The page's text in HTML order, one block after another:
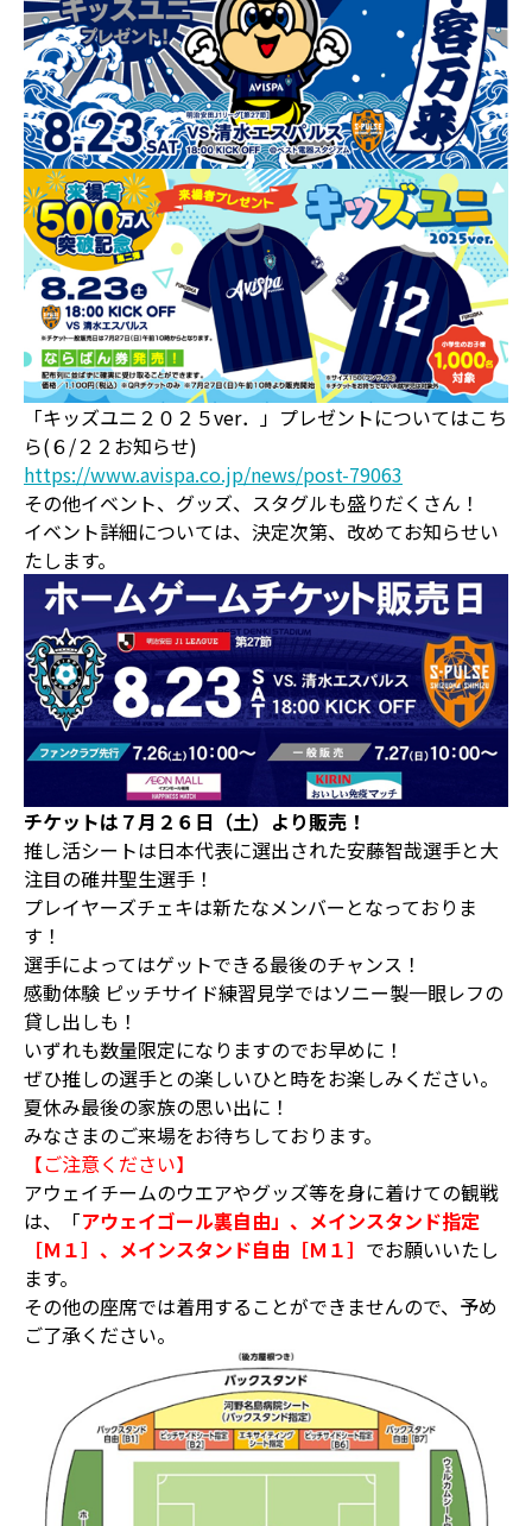
「キッズユニ２０２５ver．」プレゼントについてはこち
ら(６/２２お知らせ)
https://www.avispa.co.jp/news/post-79063
その他イベント、グッズ、スタグルも盛りだくさん！
イベント詳細については、決定次第、改めてお知らせい
たします。
チケットは７月２６日（土）より販売！
推し活シートは日本代表に選出された安藤智哉選手と大
注目の碓井聖生選手！
プレイヤーズチェキは新たなメンバーとなっておりま
す！
選手によってはゲットできる最後のチャンス！
感動体験 ピッチサイド練習見学ではソニー製一眼レフの
貸し出しも！
いずれも数量限定になりますのでお早めに！
ぜひ推しの選手との楽しいひと時をお楽しみください。
夏休み最後の家族の思い出に！
みなさまのご来場をお待ちしております。
【ご注意ください】
アウェイチームのウエアやグッズ等を身に着けての観戦
は、「アウェイゴール裏自由」、メインスタンド指定
［Ｍ１］、メインスタンド自由［Ｍ１］ でお願いいたし
ます。
その他の座席では着用することができませんので、予め
ご了承ください。